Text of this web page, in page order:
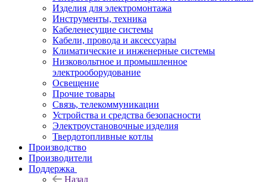
Изделия для электромонтажа
Инструменты, техника
Кабеленесущие системы
Кабели, провода и аксессуары
Климатические и инженерные системы
Низковольтное и промышленное
электрооборудование
Освещение
Прочие товары
Связь, телекоммуникации
Устройства и средства безопасности
Электроустановочные изделия
Твердотопливные котлы
Производство
Производители
Поддержка
Назад